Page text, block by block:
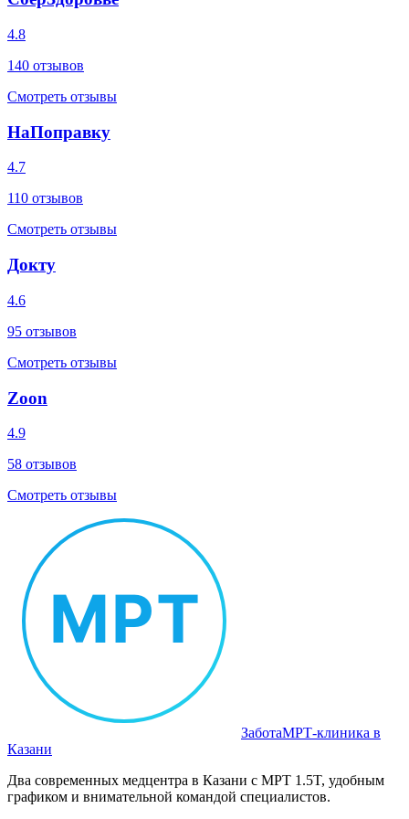
4.8
140 отзывов
Смотреть отзывы
НаПоправку
4.7
110 отзывов
Смотреть отзывы
Докту
4.6
95 отзывов
Смотреть отзывы
Zoon
4.9
58 отзывов
Смотреть отзывы
ЗаботаМРТ‑клиника в
Казани
Два современных медцентра в Казани с МРТ 1.5T, удобным
графиком и внимательной командой специалистов.